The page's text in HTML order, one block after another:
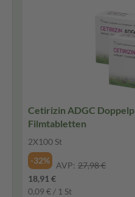
Cetirizin ADGC
Filmtabletten
2X100 St
-32%
AVP: 27,98 €
18,91 €
0,09 € / 1 St